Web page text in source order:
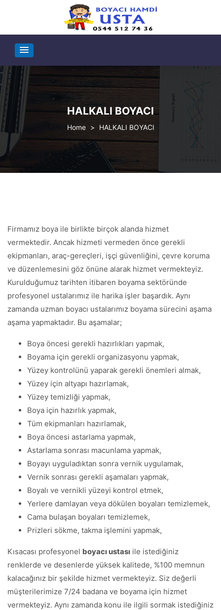
HALKALI BOYACI
> HALKALI BOYACI
Firmamız boya ile birlikte birçok alanda hizmet
vermektedir. Ancak hizmeti vermeden önce gerekli
ekipmanları, araç-gereçleri, işçi güvenliğini, çevre koruma
ve düzenlemesini göz önüne alarak hizmet vermekteyiz.
Kurulduğumuz tarihten itibaren boyama sektöründe
profesyonel ustalarımız ile harika işler başardık. Aynı
zamanda uzman boyacı ustalarımız boyama sürecini aşama
aşama yapmaktadır. Bu aşamalar;
Boya öncesi gerekli hazırlıkları yapmak,
Boyama için gerekli organizasyonu yapmak,
Yüzey kontrolünü yaparak gerekli önemleri almak,
Yüzey için altyapı hazırlamak,
Yüzey temizliği yapmak,
Boya için hazırlık yapmak,
Tüm ekipmanları hazırlamak,
Boya öncesi astarlama yapmak,
Astarlama sonrası macunlama yapmak,
Boyayı uyguladıktan sonra vernik uygulamak,
Vernik sonrası gerekli aşamaları yapmak,
Boyalı ve vernikli yüzeyi kontrol etmek,
Yerlere damlayan veya dökülen boyaları temizlemek,
Cama bulaşan boyaları temizlemek,
Prizleri sökme, takma işlemini yapmak,
Kısacası profesyonel boyacı ustası ile istediğiniz
renklerde ve desenlerde yüksek kalitede, %100 memnun
kalacağınız bir şekilde hizmet vermekteyiz. Siz değerli
müşterilerimize 7/24 badana ve boyama için hizmet
vermekteyiz. Aynı zamanda konu ile ilgili sormak istediğiniz